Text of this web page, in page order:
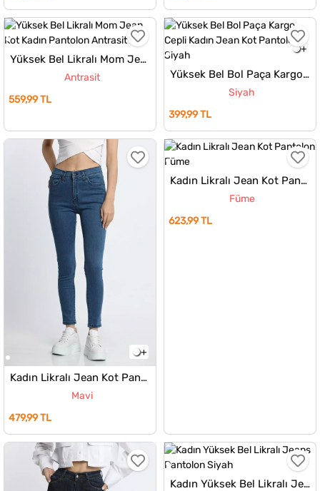
Yüksek Bel Likralı Mom Jean Kot Kadın Pantolon
Antrasit
559,99 TL
Yüksek Bel Bol Paça Kargo Cepli Kadın Jean Kot Pantolon
Siyah
399,99 TL
Kadın Likralı Jean Kot Pantolon
Mavi
479,99 TL
Kadın Likralı Jean Kot Pantolon
Füme
623,99 TL
Kadın Yüksek Bel Likralı Jeans Pantolon